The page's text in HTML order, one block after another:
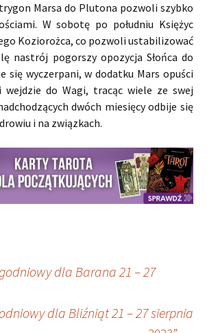
Marsa do Plutona pozwoli szybko
W sobotę po południu Księżyc
Koziorożca, co pozwoli ustabilizować
nastrój pogorszy opozycja Słońca do
się wyczerpani, w dodatku Mars opuści
wejdzie do Wagi, tracąc wiele ze swej
dwóch miesięcy odbije się
i na związkach.
dla Barana 21 – 27
dla Bliźniąt 21 – 27 sierpnia